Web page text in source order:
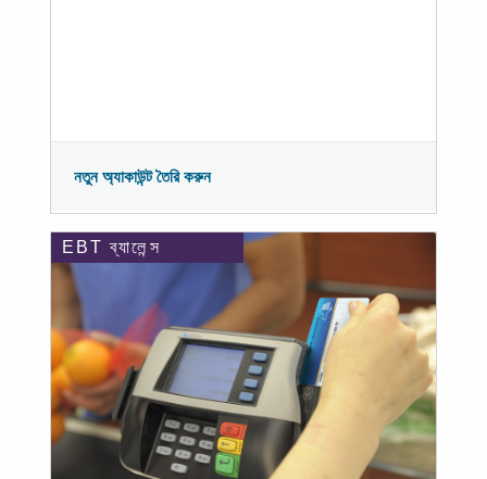
নতুন অ্যাকাউন্ট তৈরি করুন
EBT ব্যালেন্স